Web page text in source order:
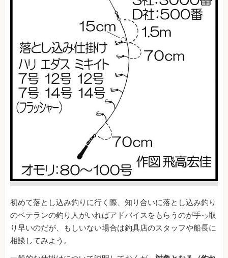
初めて落とし込み釣りに行く際、知り合いに落とし込み釣り
のベテランの釣り人がいればアドバイスをもらうのが手っ取
り早いのだが、もしいない場合は釣具店のスタッフや船長に
相談してみよう。